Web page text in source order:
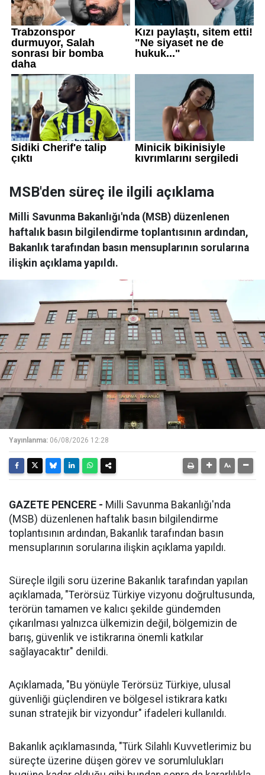
MSB'den süreç ile ilgili açıklama
Milli Savunma Bakanlığı'nda (MSB) düzenlenen
haftalık basın bilgilendirme toplantısının ardından,
Bakanlık tarafından basın mensuplarının sorularına
ilişkin açıklama yapıldı.
Yayınlanma: 06/08/2026 12:28
GAZETE PENCERE - Milli Savunma Bakanlığı'nda
(MSB) düzenlenen haftalık basın bilgilendirme
toplantısının ardından, Bakanlık tarafından basın
mensuplarının sorularına ilişkin açıklama yapıldı.
Süreçle ilgili soru üzerine Bakanlık tarafından yapılan
açıklamada, "Terörsüz Türkiye vizyonu doğrultusunda,
terörün tamamen ve kalıcı şekilde gündemden
çıkarılması yalnızca ülkemizin değil, bölgemizin de
barış, güvenlik ve istikrarına önemli katkılar
sağlayacaktır" denildi.
Açıklamada, "Bu yönüyle Terörsüz Türkiye, ulusal
güvenliği güçlendiren ve bölgesel istikrara katkı
sunan stratejik bir vizyondur" ifadeleri kullanıldı.
Bakanlık açıklamasında, "Türk Silahlı Kuvvetlerimiz bu
süreçte üzerine düşen görev ve sorumlulukları